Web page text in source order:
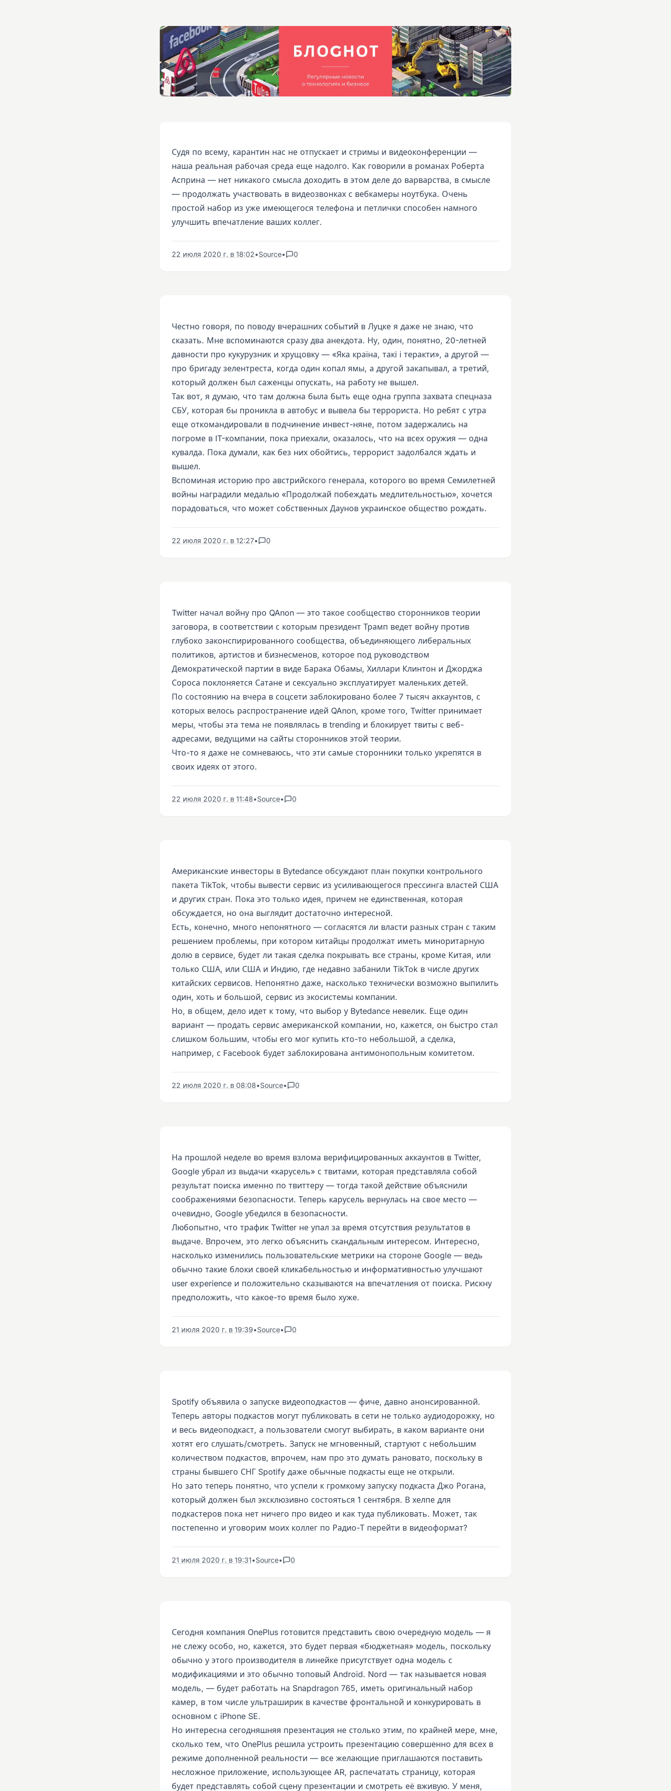
Судя по всему, карантин нас не отпускает и стримы и видеоконференции —
наша реальная рабочая среда еще надолго. Как говорили в романах Роберта
Асприна — нет никакого смысла доходить в этом деле до варварства, в смысле
— продолжать участвовать в видеозвонках с вебкамеры ноутбука. Очень
простой набор из уже имеющегося телефона и петлички способен намного
улучшить впечатление ваших коллег.
22 июля 2020 г. в 18:02•Source• 0
Честно говоря, по поводу вчерашних событий в Луцке я даже не знаю, что
сказать. Мне вспоминаются сразу два анекдота. Ну, один, понятно, 20-летней
давности про кукурузник и хрущовку — «Яка країна, такі і теракти», а другой —
про бригаду зелентреста, когда один копал ямы, а другой закапывал, а третий,
который должен был саженцы опускать, на работу не вышел.
Так вот, я думаю, что там должна была быть еще одна группа захвата спецназа
СБУ, которая бы проникла в автобус и вывела бы террориста. Но ребят с утра
еще откомандировали в подчинение инвест-няне, потом задержались на
погроме в IT-компании, пока приехали, оказалось, что на всех оружия — одна
кувалда. Пока думали, как без них обойтись, террорист задолбался ждать и
вышел.
Вспоминая историю про австрийского генерала, которого во время Семилетней
войны наградили медалью «Продолжай побеждать медлительностью», хочется
порадоваться, что может собственных Даунов украинское общество рождать.
22 июля 2020 г. в 12:27• 0
Twitter начал войну про QAnon — это такое сообщество сторонников теории
заговора, в соответствии с которым президент Трамп ведет войну против
глубоко законспирированного сообщества, объединяющего либеральных
политиков, артистов и бизнесменов, которое под руководством
Демократической партии в виде Барака Обамы, Хиллари Клинтон и Джорджа
Сороса поклоняется Сатане и сексуально эксплуатирует маленьких детей.
По состоянию на вчера в соцсети заблокировано более 7 тысяч аккаунтов, с
которых велось распространение идей QAnon, кроме того, Twitter принимает
меры, чтобы эта тема не появлялась в trending и блокирует твиты с веб-
адресами, ведущими на сайты сторонников этой теории.
Что-то я даже не сомневаюсь, что эти самые сторонники только укрепятся в
своих идеях от этого.
22 июля 2020 г. в 11:48•Source• 0
Американские инвесторы в Bytedance обсуждают план покупки контрольного
пакета TikTok, чтобы вывести сервис из усиливающегося прессинга властей США
и других стран. Пока это только идея, причем не единственная, которая
обсуждается, но она выглядит достаточно интересной.
Есть, конечно, много непонятного — согласятся ли власти разных стран с таким
решением проблемы, при котором китайцы продолжат иметь миноритарную
долю в сервисе, будет ли такая сделка покрывать все страны, кроме Китая, или
только США, или США и Индию, где недавно забанили TikTok в числе других
китайских сервисов. Непонятно даже, насколько технически возможно выпилить
один, хоть и большой, сервис из экосистемы компании.
Но, в общем, дело идет к тому, что выбор у Bytedance невелик. Еще один
вариант — продать сервис американской компании, но, кажется, он быстро стал
слишком большим, чтобы его мог купить кто-то небольшой, а сделка,
например, с Facebook будет заблокирована антимонопольным комитетом.
22 июля 2020 г. в 08:08•Source• 0
На прошлой неделе во время взлома верифицированных аккаунтов в Twitter,
Google убрал из выдачи «карусель» с твитами, которая представляла собой
результат поиска именно по твиттеру — тогда такой действие объяснили
соображениями безопасности. Теперь карусель вернулась на свое место —
очевидно, Google убедился в безопасности.
Любопытно, что трафик Twitter не упал за время отсутствия результатов в
выдаче. Впрочем, это легко объяснить скандальным интересом. Интересно,
насколько изменились пользовательские метрики на стороне Google — ведь
обычно такие блоки своей кликабельностью и информативностью улучшают
user experience и положительно сказываются на впечатления от поиска. Рискну
предположить, что какое-то время было хуже.
21 июля 2020 г. в 19:39•Source• 0
Spotify объявила о запуске видеоподкастов — фиче, давно анонсированной.
Теперь авторы подкастов могут публиковать в сети не только аудиодорожку, но
и весь видеоподкаст, а пользователи смогут выбирать, в каком варианте они
хотят его слушать/смотреть. Запуск не мгновенный, стартуют с небольшим
количеством подкастов, впрочем, нам про это думать рановато, поскольку в
страны бывшего СНГ Spotify даже обычные подкасты еще не открыли.
Но зато теперь понятно, что успели к громкому запуску подкаста Джо Рогана,
который должен был эксклюзивно состояться 1 сентября. В хелпе для
подкастеров пока нет ничего про видео и как туда публиковать. Может, так
постепенно и уговорим моих коллег по Радио-Т перейти в видеоформат?
21 июля 2020 г. в 19:31•Source• 0
Сегодня компания OnePlus готовится представить свою очередную модель — я
не слежу особо, но, кажется, это будет первая «бюджетная» модель, поскольку
обычно у этого производителя в линейке присутствует одна модель с
модификациями и это обычно топовый Android. Nord — так называется новая
модель, — будет работать на Snapdragon 765, иметь оригинальный набор
камер, в том числе ультраширик в качестве фронтальной и конкурировать в
основном с iPhone SE.
Но интересна сегодняшняя презентация не столько этим, по крайней мере, мне,
сколько тем, что OnePlus решила устроить презентацию совершенно для всех в
режиме дополненной реальности — все желающие приглашаются поставить
несложное приложение, использующее AR, распечатать страницу, которая
будет представлять собой сцену презентации и смотреть её вживую. У меня,